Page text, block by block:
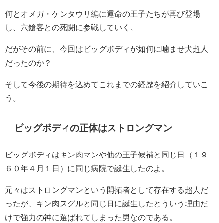
何とオメガ・ケンタウリ編に運命の王子たちが再び登場
し、六鎗客との死闘に参戦していく。
だがその前に、今回はビッグボディが如何に噛ませ犬超人
だったのか？
そして今後の期待を込めてこれまでの経歴を紹介していこ
う。
ビッグボディの正体はストロングマン
ビッグボディはキン肉マンや他の王子候補と同じ日（１９
６０年４月１日）に同じ病院で誕生したのよ。
元々はストロングマンという開拓者として存在する超人だ
ったが、キン肉スグルと同じ日に誕生したとういう理由だ
けで強力の神に選ばれてしまった男なのである。